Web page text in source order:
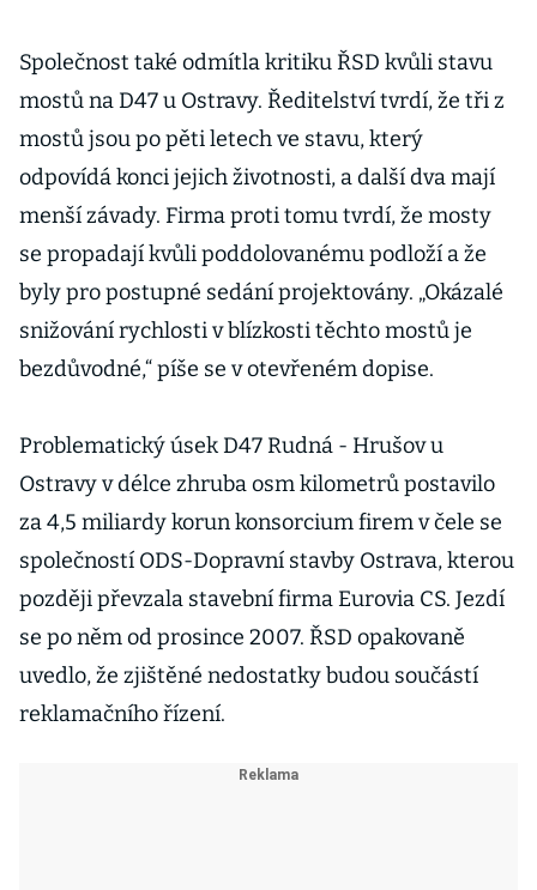
Společnost také odmítla kritiku ŘSD kvůli stavu
mostů na D47 u Ostravy. Ředitelství tvrdí, že tři z
mostů jsou po pěti letech ve stavu, který
odpovídá konci jejich životnosti, a další dva mají
menší závady. Firma proti tomu tvrdí, že mosty
se propadají kvůli poddolovanému podloží a že
byly pro postupné sedání projektovány. „Okázalé
snižování rychlosti v blízkosti těchto mostů je
bezdůvodné,“ píše se v otevřeném dopise.
Problematický úsek D47 Rudná - Hrušov u
Ostravy v délce zhruba osm kilometrů postavilo
za 4,5 miliardy korun konsorcium firem v čele se
společností ODS-Dopravní stavby Ostrava, kterou
později převzala stavební firma Eurovia CS. Jezdí
se po něm od prosince 2007. ŘSD opakovaně
uvedlo, že zjištěné nedostatky budou součástí
reklamačního řízení.